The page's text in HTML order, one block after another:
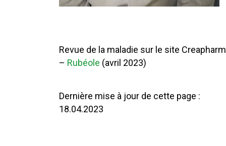
Revue de la maladie sur le site
– Rubéole (avril 2023)
Dernière mise à jour de cette page :
18.04.2023